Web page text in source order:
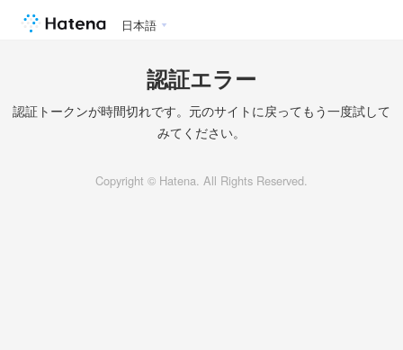
日本語
認証エラー
認証トークンが時間切れです。元のサイトに戻ってもう一度試して
みてください。
Copyright © Hatena. All Rights Reserved.